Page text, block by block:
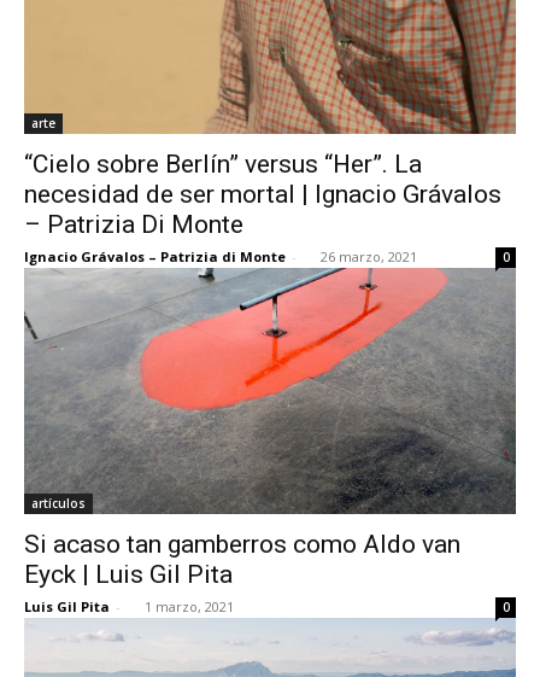
arte
“Cielo sobre Berlín” versus “Her”. La
necesidad de ser mortal | Ignacio Grávalos
– Patrizia Di Monte
Ignacio Grávalos – Patrizia di Monte - 26 marzo, 2021 0
artículos
Si acaso tan gamberros como Aldo van
Eyck | Luis Gil Pita
Luis Gil Pita - 1 marzo, 2021 0